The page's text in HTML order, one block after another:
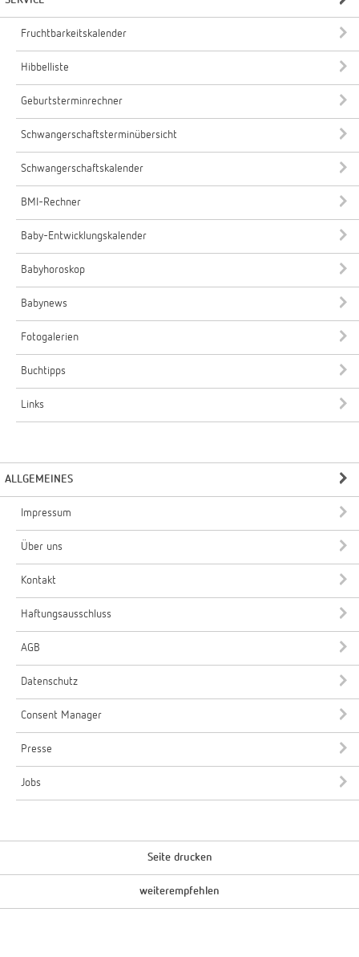
Fruchtbarkeitskalender
Hibbelliste
Geburtsterminrechner
Schwangerschaftsterminübersicht
Schwangerschaftskalender
BMI-Rechner
Baby-Entwicklungskalender
Babyhoroskop
Babynews
Fotogalerien
Buchtipps
Links
ALLGEMEINES
Impressum
Über uns
Kontakt
Haftungsausschluss
AGB
Datenschutz
Consent Manager
Presse
Jobs
Seite drucken
weiterempfehlen